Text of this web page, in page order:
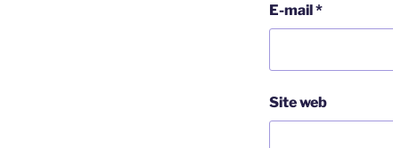
E-mail*
Site web